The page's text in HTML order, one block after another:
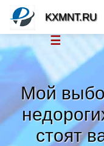
Мой
стоят
KXMNT.RU
☰
Новости
Тренды новостей
Рубрики»